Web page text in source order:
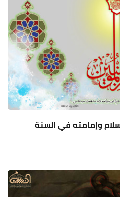
وإمامته في السنة